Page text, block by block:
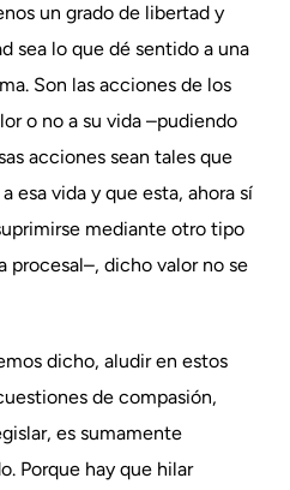
un grado de libertad y
sea lo que dé sentido a una
Son las acciones de los
o no a su vida –pudiendo
acciones sean tales que
esa vida y que esta, ahora sí
mediante otro tipo
procesal–, dicho valor no se
dicho, aludir en estos
de compasión,
es sumamente
Porque hay que hilar